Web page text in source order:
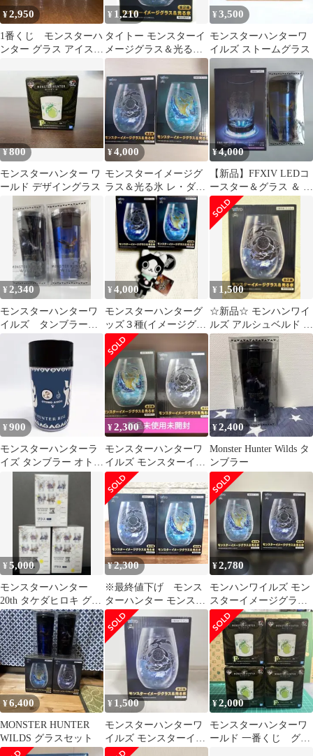
¥2,950
1番くじ モンスターハ
ンター グラス アイスボ
¥ 1,210
タイトー モンスターイ
メージグラス＆光る氷
アルシュベルド
¥3,500
モンスターハンターワ
イルズ ストームグラス
¥800
モンスターハンター ワ
ールド デザイングラス
¥4,000
モンスターイメージグ
ラス＆光る氷 レ・ダ
ウ、アルシュベルドセ
ット
¥4,000
【新品】FFXIV LEDコ
ースター＆グラス ＆ モ
ンハン タンブラー セッ
ト
¥ 2,340
モンスターハンターワ
イルズ タンブラー 2
個セット
¥4,000
モンスターハンターグ
ッズ３種(イメージグラ
ス＆光る氷×２種、ミニ
ぬいぐるみ)
¥ 1,500
☆新品☆ モンハンワイ
ルズ アルシュベルド 光
るグラス
¥900
モンスターハンターラ
イズ タンブラー オト
モ/モンスター
¥2,300
モンスターハンターワ
イルズ モンスターイメ
ージグラス＆光る氷 2
種
¥2,400
Monster Hunter Wilds タ
ンブラー
¥5,000
モンスターハンター
20th タケダヒロキ グラ
ス
¥2,300
※最終値下げ モンス
ターハンター モンスタ
ーイメージグラス＆光
る氷 2種セット
¥2,780
モンハンワイルズ モン
スターイメージグラス
&光る氷 レ・ダウ&ア
シュベルド
¥6,400
MONSTER HUNTER
WILDS グラスセット
¥ 1,500
モンスターハンターワ
イルズ モンスターイメ
ージグラス&光る氷
¥2,000
モンスターハンターワ
ールド 一番くじ グラ